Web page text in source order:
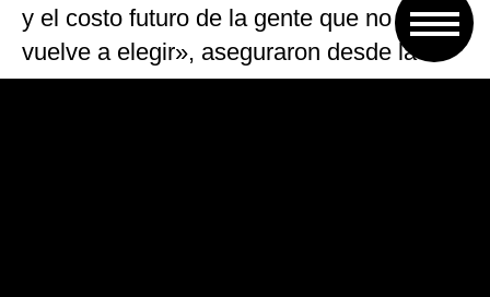
y el costo futuro de la gente que no te
vuelve a elegir», aseguraron desde la
empresa.